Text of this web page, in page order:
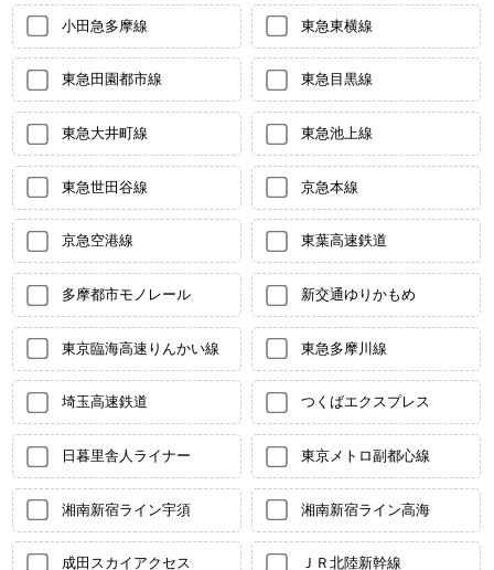
小田急多摩線 東急東横線
東急田園都市線 東急目黒線
東急大井町線 東急池上線
東急世田谷線 京急本線
京急空港線 東葉高速鉄道
多摩都市モノレール 新交通ゆりかもめ
東京臨海高速りんかい線 東急多摩川線
埼玉高速鉄道 つくばエクスプレス
日暮里舎人ライナー 東京メトロ副都心線
湘南新宿ライン宇須 湘南新宿ライン高海
成田スカイアクセス ＪＲ北陸新幹線